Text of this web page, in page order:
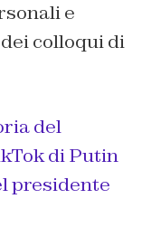
e
colloqui di
del
di Putin
presidente